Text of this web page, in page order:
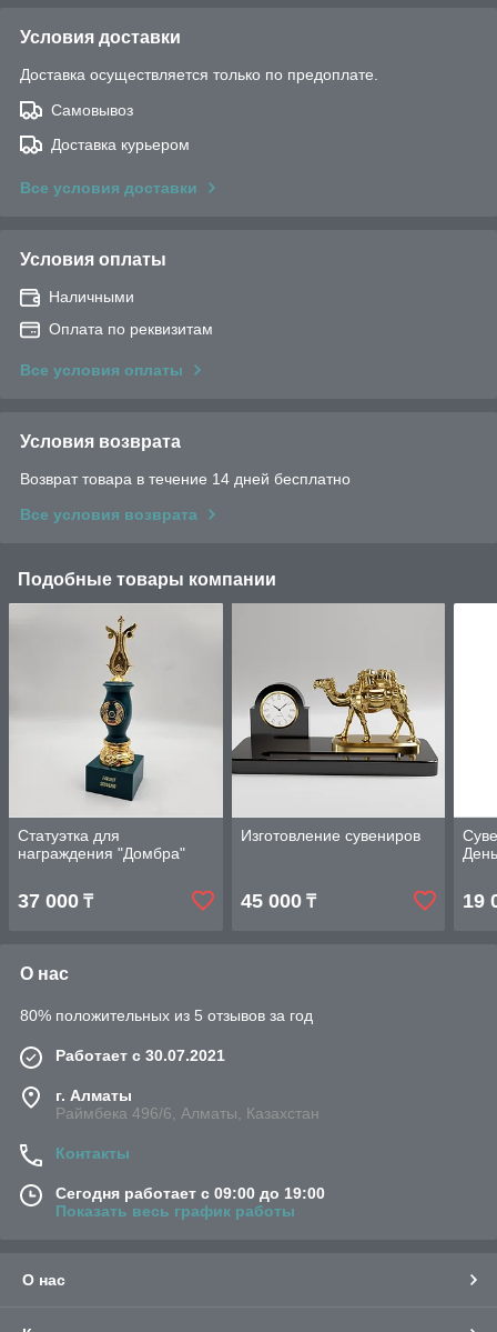
Условия доставки
Доставка осуществляется только по предоплате.
Самовывоз
Доставка курьером
Все условия доставки
Условия оплаты
Наличными
Оплата по реквизитам
Все условия оплаты
Условия возврата
Возврат товара в течение 14 дней бесплатно
Все условия возврата
Подобные товары компании
Статуэтка для
награждения "Домбра"
37 000 ₸
Изготовление сувениров
45 000₸ 19
О нас
80% положительных из 5 отзывов за год
Работает с 30.07.2021
г. Алматы
Раймбека 496/6, Алматы, Казахстан
Контакты
Сегодня работает с 09:00 до 19:00
Показать весь график работы
О нас